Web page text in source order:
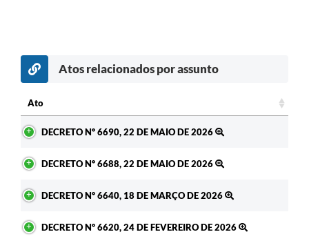
Atos relacionados por assunto
Ato
DECRETO Nº 6690, 22 DE MAIO DE 2026
DECRETO Nº 6688, 22 DE MAIO DE 2026
DECRETO Nº 6640, 18 DE MARÇO DE 2026
DECRETO Nº 6620, 24 DE FEVEREIRO DE 2026